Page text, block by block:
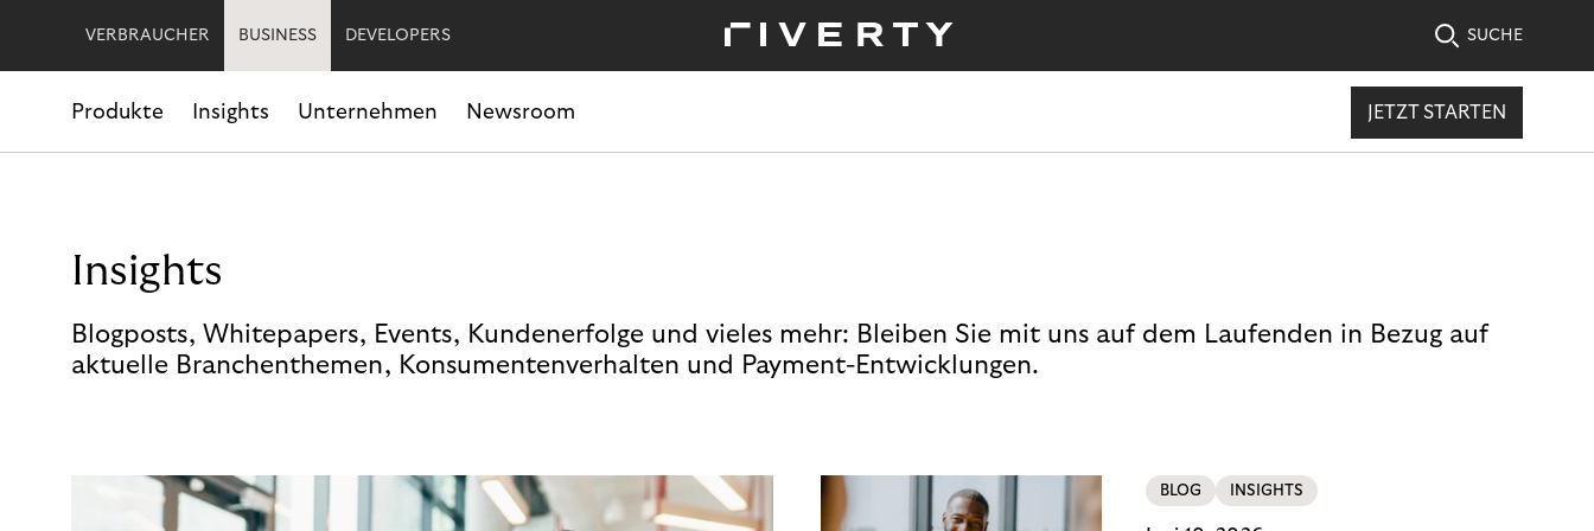
VERBRAUCHER BUSINESS DEVELOPERS SUCHE
Produkte Insights Unternehmen Newsroom JETZT STARTEN
Insights
Blogposts, Whitepapers, Events, Kundenerfolge und vieles mehr: Bleiben Sie mit uns auf dem Laufenden in Bezug auf
aktuelle Branchenthemen, Konsumentenverhalten und Payment-Entwicklungen.
BLOG INSIGHTS